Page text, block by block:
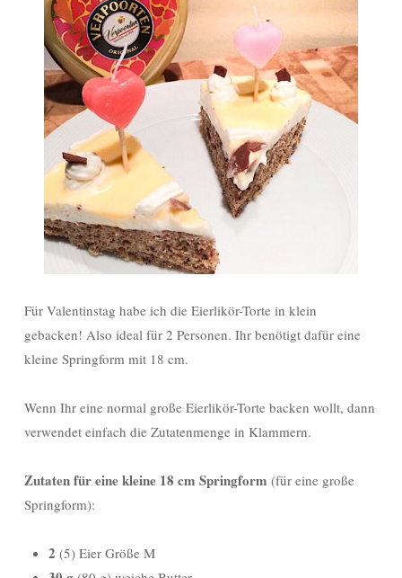
Für Valentinstag habe ich die Eierlikör-Torte in klein
gebacken! Also ideal für 2 Personen. Ihr benötigt dafür eine
kleine Springform mit 18 cm.
Wenn Ihr eine normal große Eierlikör-Torte backen wollt, dann
verwendet einfach die Zutatenmenge in Klammern.
Zutaten für eine kleine 18 cm Springform (für eine große
Springform):
2 (5) Eier Größe M